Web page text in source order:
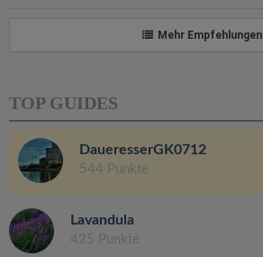
Mehr Empfehlungen
TOP GUIDES
DaueresserGK0712
544 Punkte
Lavandula
425 Punkte